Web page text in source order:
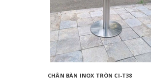
CHÂN BÀN INOX TRÒN CI-T38